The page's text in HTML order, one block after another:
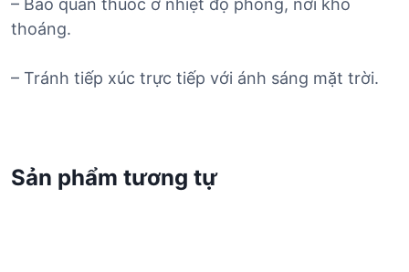
– Bảo quản thuốc ở nhiệt độ phòng, nơi khô
thoáng.
– Tránh tiếp xúc trực tiếp với ánh sáng mặt trời.
Sản phẩm tương tự